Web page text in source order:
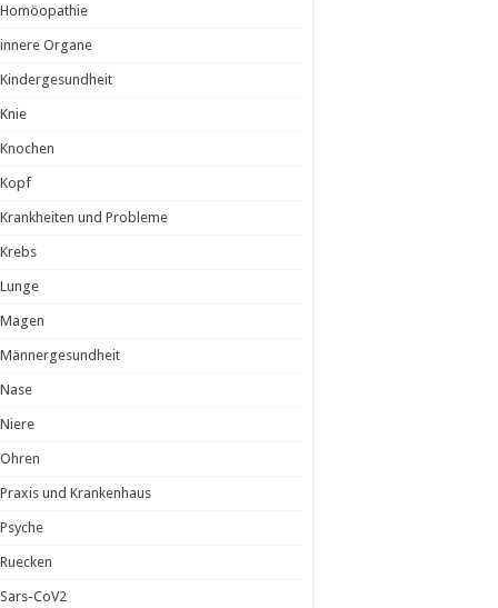
Homöopathie
innere Organe
Kindergesundheit
Knie
Knochen
Kopf
Krankheiten und Probleme
Krebs
Lunge
Magen
Männergesundheit
Nase
Niere
Ohren
Praxis und Krankenhaus
Psyche
Ruecken
Sars-CoV2